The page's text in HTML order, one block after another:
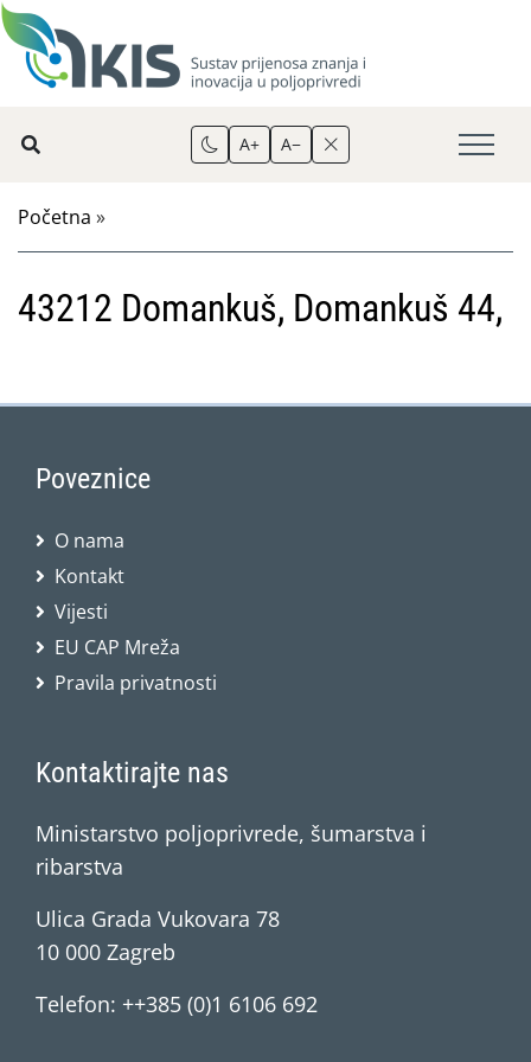
A+ A−
Početna »
43212 Domankuš, Domankuš 44,
Poveznice
O nama
Kontakt
Vijesti
EU CAP Mreža
Pravila privatnosti
Kontaktirajte nas
Ministarstvo poljoprivrede, šumarstva i
ribarstva
Ulica Grada Vukovara 78
10 000 Zagreb
Telefon: ++385 (0)1 6106 692